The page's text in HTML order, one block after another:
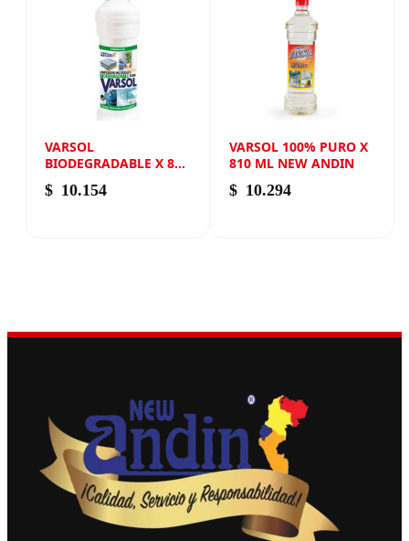
VARSOL
BIODEGRADABLE X 800
ML NEW ANDIN
$ 10.154
VARSOL 100% PURO X
810 ML NEW ANDIN
$ 10.294